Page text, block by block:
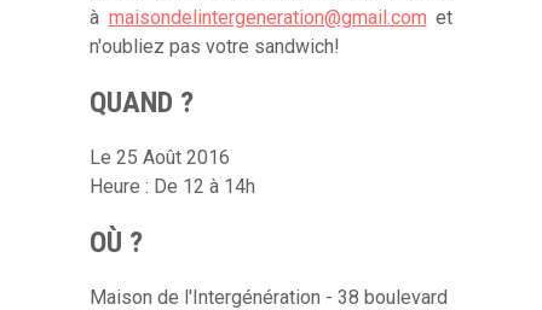
à maisondelintergeneration@gmail.com et
n'oubliez pas votre sandwich!
QUAND ?
Le 25 Août 2016
Heure : De 12 à 14h
OÙ ?
Maison de l'Intergénération - 38 boulevard